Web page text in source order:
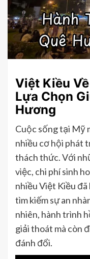
Việt Kiều
Lựa Chọn
Hương
Cuộc sống tại Mỹ
nhiều cơ hội phát
thách thức. Với
việc, chi phí sinh
nhiều Việt Kiều
tìm kiếm sự an
nhiên, hành trình
giải thoát mà còn
đánh đổi.